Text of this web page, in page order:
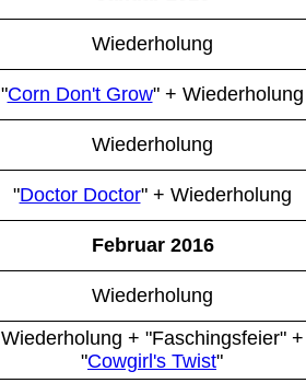
Wiederholung
"Corn Don't Grow" + Wiederholung
Wiederholung
"Doctor Doctor" + Wiederholung
Februar 2016
Wiederholung
Wiederholung + "Faschingsfeier" +
"Cowgirl's Twist"